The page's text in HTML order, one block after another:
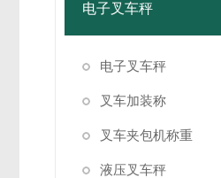
电子叉车秤
电子叉车秤
叉车加装称
叉车夹包机称重
液压叉车秤